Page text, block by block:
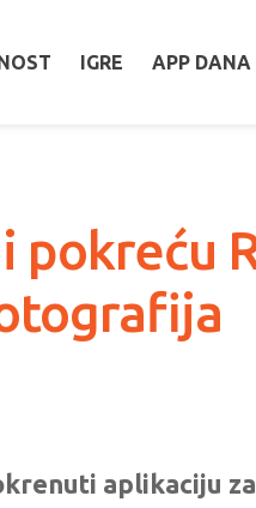
IGRE APP DANA
aplikaciju za